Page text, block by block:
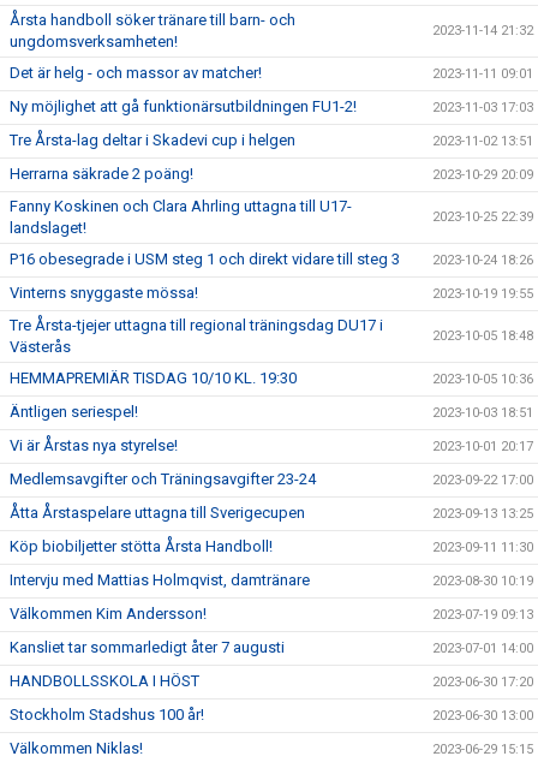
Årsta handboll söker tränare till barn- och
ungdomsverksamheten!
2023-11-14 21:32
Det är helg - och massor av matcher! 2023-11-11 09:01
Ny möjlighet att gå funktionärsutbildningen FU1-2! 2023-11-03 17:03
Tre Årsta-lag deltar i Skadevi cup i helgen 2023-11-02 13:51
Herrarna säkrade 2 poäng! 2023-10-29 20:09
Fanny Koskinen och Clara Ahrling uttagna till U17-
landslaget!
2023-10-25 22:39
P16 obesegrade i USM steg 1 och direkt vidare till steg 3 2023-10-24 18:26
Vinterns snyggaste mössa! 2023-10-19 19:55
Tre Årsta-tjejer uttagna till regional träningsdag DU17 i
Västerås
2023-10-05 18:48
HEMMAPREMIÄR TISDAG 10/10 KL. 19:30 2023-10-05 10:36
Äntligen seriespel! 2023-10-03 18:51
Vi är Årstas nya styrelse! 2023-10-01 20:17
Medlemsavgifter och Träningsavgifter 23-24 2023-09-22 17:00
Åtta Årstaspelare uttagna till Sverigecupen 2023-09-13 13:25
Köp biobiljetter stötta Årsta Handboll! 2023-09-11 11:30
Intervju med Mattias Holmqvist, damtränare 2023-08-30 10:19
Välkommen Kim Andersson! 2023-07-19 09:13
Kansliet tar sommarledigt åter 7 augusti 2023-07-01 14:00
HANDBOLLSSKOLA I HÖST 2023-06-30 17:20
Stockholm Stadshus 100 år! 2023-06-30 13:00
Välkommen Niklas! 2023-06-29 15:15